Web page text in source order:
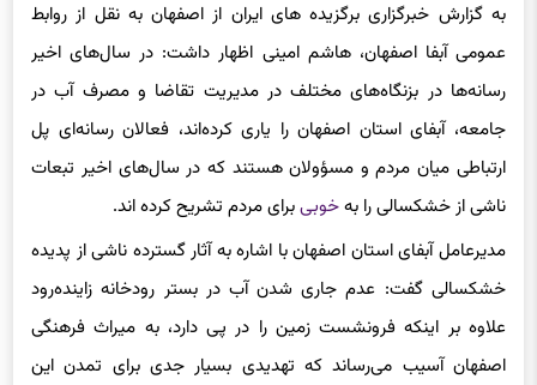
به گزارش خبرگزاری برگزیده های ایران از اصفهان به نقل از روابط
عمومی آبفا اصفهان، هاشم امینی اظهار داشت: در سال‌های اخیر
رسانه‌ها در بزنگاه‌های مختلف در مدیریت تقاضا و مصرف آب در
جامعه، آبفای استان اصفهان را یاری کرده‌اند، فعالان رسانه‌ای پل
ارتباطی میان مردم و مسؤولان هستند که در سال‌های اخیر تبعات
ناشی از خشکسالی را بهخوبیبرای مردم تشریح کرده اند.
مدیرعامل آبفای استان اصفهان با اشاره به آثار گسترده ناشی از پدیده
خشکسالی گفت: عدم جاری شدن آب در بستر رودخانه زاینده‌رود
علاوه بر اینکه فرونشست زمین را در پی دارد، به میراث فرهنگی
اصفهان آسیب می‌رساند که تهدیدی بسیار جدی برای تمدن این